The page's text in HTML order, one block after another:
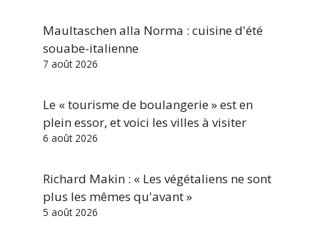
Maultaschen alla Norma : cuisine d'été
souabe-italienne
7 août 2026
Le « tourisme de boulangerie » est en
plein essor, et voici les villes à visiter
6 août 2026
Richard Makin : « Les végétaliens ne sont
plus les mêmes qu'avant »
5 août 2026